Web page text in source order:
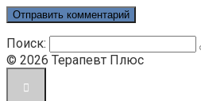
Поиск:
© 2026 Терапевт Плюс